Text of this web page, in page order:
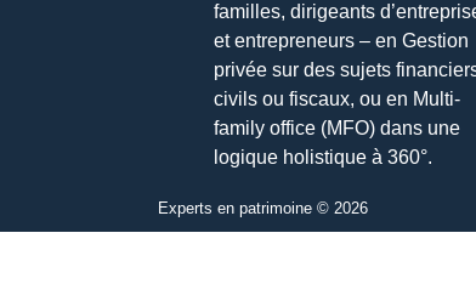
familles, dirigeants
et entrepreneurs – en Gestion
privée sur des sujets
civils ou fiscaux, ou en Multi-
family office (MFO) dans une
logique holistique à 360°.
Experts en patrimoine © 2026